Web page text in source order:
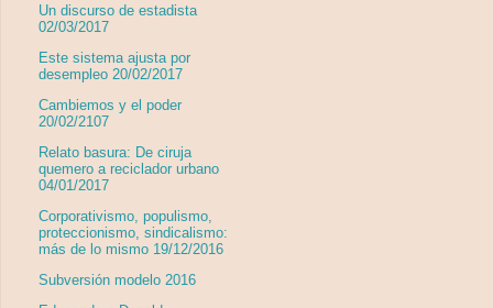
Un discurso de estadista
02/03/2017
Este sistema ajusta por
desempleo 20/02/2017
Cambiemos y el poder
20/02/2107
Relato basura: De ciruja
quemero a reciclador urbano
04/01/2017
Corporativismo, populismo,
proteccionismo, sindicalismo:
más de lo mismo 19/12/2016
Subversión modelo 2016